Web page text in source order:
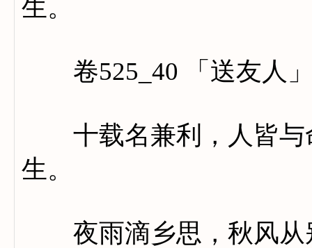
生。
卷525_40 「送友人
十载名兼利，人皆与
生。
夜雨滴乡思，秋风从